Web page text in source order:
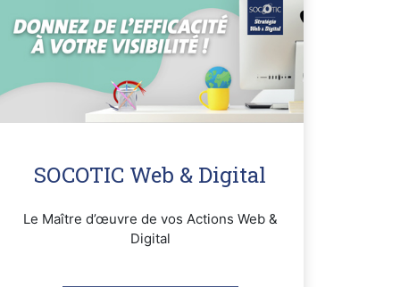
SOCOTIC Web & Digital
Le Maître d’œuvre de vos Actions Web &
Digital